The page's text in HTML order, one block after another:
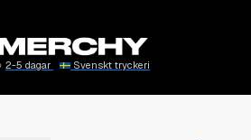
2-5 dagar Svenskt tryckeri